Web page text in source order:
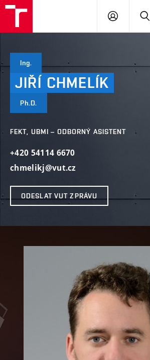
PŘIHLÁSIT
Ing.
JIŘÍ CHMELÍK
Ph.D.
FEKT, UBMI – ODBORNÝ ASISTENT
+420 54114 6670
chmelikj@vut.cz
ODESLAT VUT ZPRÁVU